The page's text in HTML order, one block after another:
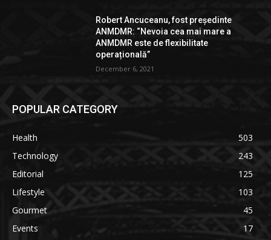
Robert Ancuceanu, fost președinte
ANMDMR: “Nevoia cea mai mare a
ANMDMR este de flexibilitate
operațională”
December 6, 2021
POPULAR CATEGORY
Health
503
Technology
243
Editorial
125
Lifestyle
103
Gourmet
45
Events
17